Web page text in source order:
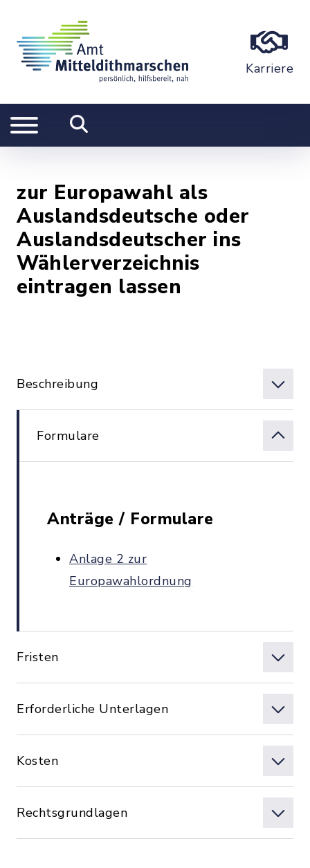
Karriere
zur Europawahl als
Auslandsdeutsche oder
Auslandsdeutscher ins
Wählerverzeichnis
eintragen lassen
Beschreibung
Formulare
Anträge / Formulare
Anlage 2 zur
Europawahlordnung
Fristen
Erforderliche Unterlagen
Kosten
Rechtsgrundlagen